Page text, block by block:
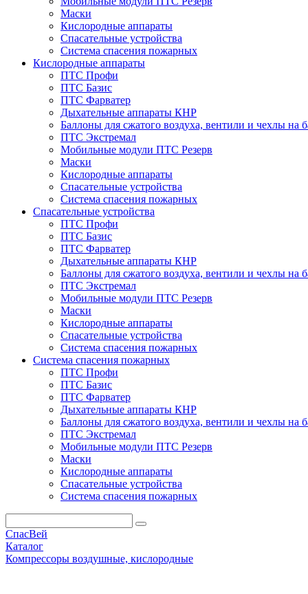
Маски
Кислородные аппараты
Спасательные устройства
Система спасения пожарных
Кислородные аппараты
ПТС Профи
ПТС Базис
ПТС Фарватер
Дыхательные аппараты КНР
Баллоны для сжатого воздуха, вентили и чехлы на
ПТС Экстремал
Мобильные модули ПТС Резерв
Маски
Кислородные аппараты
Спасательные устройства
Система спасения пожарных
Спасательные устройства
ПТС Профи
ПТС Базис
ПТС Фарватер
Дыхательные аппараты КНР
Баллоны для сжатого воздуха, вентили и чехлы на
ПТС Экстремал
Мобильные модули ПТС Резерв
Маски
Кислородные аппараты
Спасательные устройства
Система спасения пожарных
Система спасения пожарных
ПТС Профи
ПТС Базис
ПТС Фарватер
Дыхательные аппараты КНР
Баллоны для сжатого воздуха, вентили и чехлы на
ПТС Экстремал
Мобильные модули ПТС Резерв
Маски
Кислородные аппараты
Спасательные устройства
Система спасения пожарных
СпасВей
Каталог
Компрессоры воздушные, кислородные